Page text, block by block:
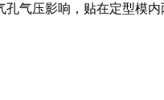
气压影响，贴在定型模